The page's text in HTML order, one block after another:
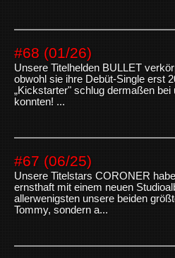
#68 (01/26)
Unsere Titelhelden BULLET
obwohl sie ihre Debüt-Single erst
„Kickstarter" schlug dermaßen
konnten! ...
#67 (06/25)
Unsere Titelstars CORONER
ernsthaft mit einem neuen
allerwenigsten unsere beiden
Tommy, sondern a...